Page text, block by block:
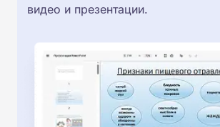
видео и презентации.